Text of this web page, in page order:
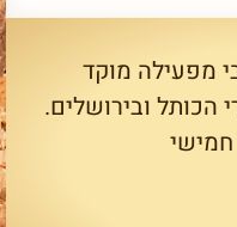
מפעילה מוקד
הכותל ובירושלים.